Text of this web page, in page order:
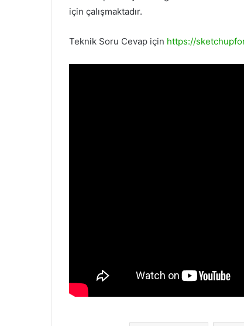
için çalışmaktadır.
Teknik Soru Cevap için https://